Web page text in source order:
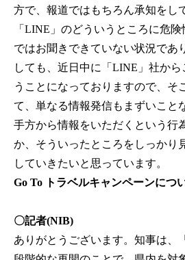
方で、報道ではもちろん承知をし
「LINE」のどういうところに危
ではお聞きできていない状況であ
しても、近日中に「LINE」社か
うことになっておりますので、そ
て、単なる情報発信もまずいこと
手方から情報をいただくという行
か、そういったところをしっかり
していきたいと思っています。
Go To トラベルキャンペーンにつ
〇記者(NIB)
ありがとうございます。知事は、